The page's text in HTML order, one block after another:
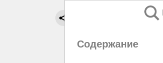
Содержание